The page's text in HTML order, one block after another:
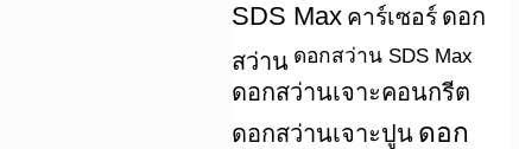
SDS Max คาร์เซอร์ ดอก
สว่าน ดอกสว่าน SDS Max
ดอกสว่านเจาะคอนกรีต
ดอกสว่านเจาะปูน ดอก